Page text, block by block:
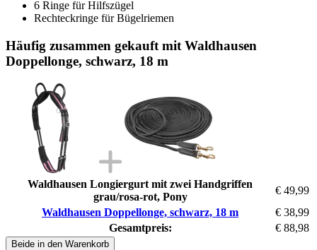
6 Ringe für Hilfszügel
Rechteckringe für Bügelriemen
Häufig zusammen gekauft mit Waldhausen
Doppellonge, schwarz, 18 m
Waldhausen Longiergurt mit zwei Handgriffen
grau/rosa-rot, Pony
€ 49,99
Waldhausen Doppellonge, schwarz, 18 m
€ 38,99
Gesamtpreis:
€ 88,98
Beide in den Warenkorb